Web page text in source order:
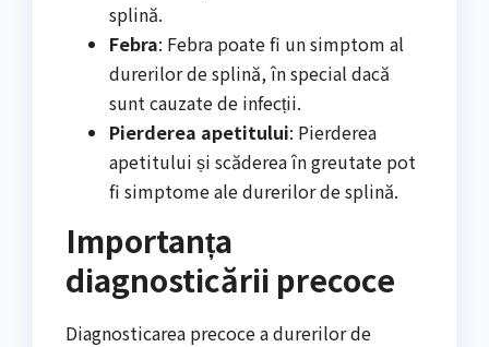
splină.
Febra: Febra poate fi un simptom al
durerilor de splină, în special dacă
sunt cauzate de infecții.
Pierderea apetitului: Pierderea
apetitului și scăderea în greutate pot
fi simptome ale durerilor de splină.
Importanța
diagnosticării precoce
Diagnosticarea precoce a durerilor de